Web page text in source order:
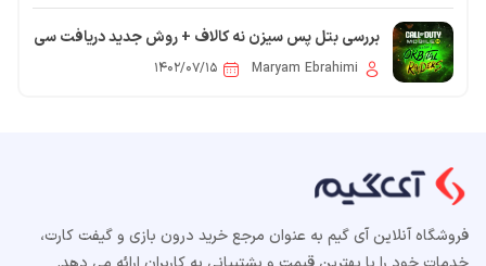
بررسی بتل پس سیزن نه کالاف + روش جدید دریافت سی
پی رایگان
Maryam Ebrahimi ۱۴۰۲/۰۷/۱۵
فروشگاه آنلاین آی گیم به عنوان مرجع خرید درون بازی و گیفت کارت،